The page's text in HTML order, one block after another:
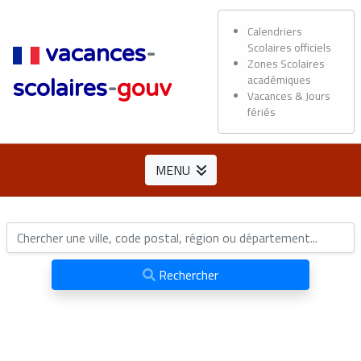
vacances-
scolaires-gouv
Calendriers
Scolaires officiels
Zones Scolaires
académiques
Vacances & Jours
fériés
MENU
Rechercher